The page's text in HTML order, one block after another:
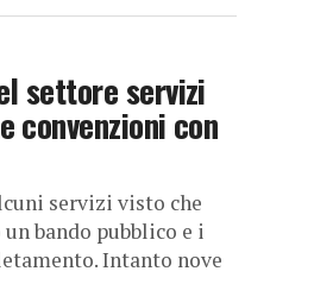
settore servizi
convenzioni con
servizi visto che
bando pubblico e i
Intanto nove